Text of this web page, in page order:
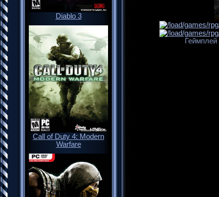
Diablo 3
Call of Duty 4: Modern
Warfare
Геймплей